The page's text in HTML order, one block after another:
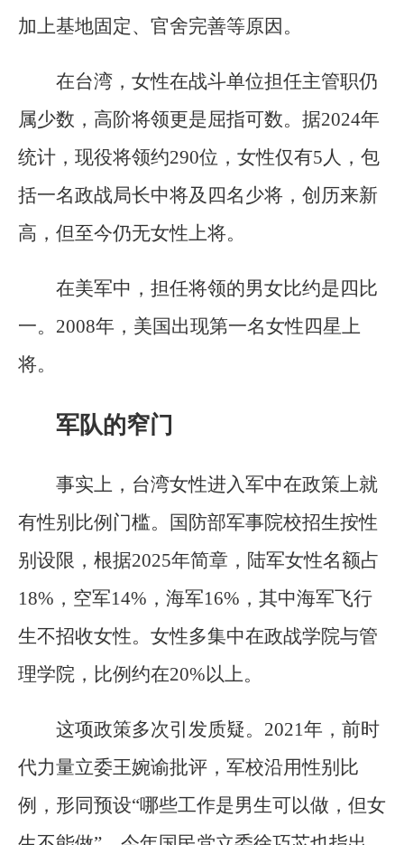
加上基地固定、官舍完善等原因。
在台湾，女性在战斗单位担任主管职仍
属少数，高阶将领更是屈指可数。据2024年
统计，现役将领约290位，女性仅有5人，包
括一名政战局长中将及四名少将，创历来新
高，但至今仍无女性上将。
在美军中，担任将领的男女比约是四比
一。2008年，美国出现第一名女性四星上
将。
军队的窄门
事实上，台湾女性进入军中在政策上就
有性别比例门槛。国防部军事院校招生按性
别设限，根据2025年简章，陆军女性名额占
18%，空军14%，海军16%，其中海军飞行
生不招收女性。女性多集中在政战学院与管
理学院，比例约在20%以上。
这项政策多次引发质疑。2021年，前时
代力量立委王婉谕批评，军校沿用性别比
例，形同预设“哪些工作是男生可以做，但女